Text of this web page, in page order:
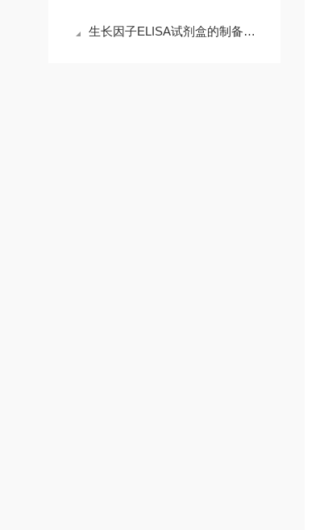
生长因子ELISA试剂盒的制备工艺探索